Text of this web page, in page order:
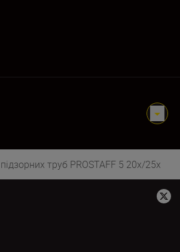
труб PROSTAFF 5 20x/25x